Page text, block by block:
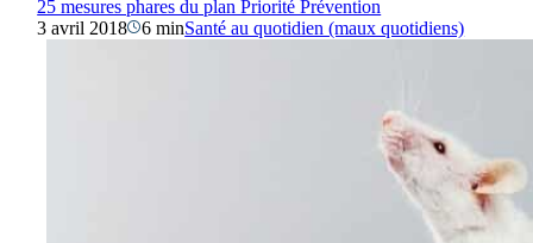
25 mesures phares du plan Priorité Prévention
3 avril 2018
6 minSanté au quotidien (maux quotidiens)